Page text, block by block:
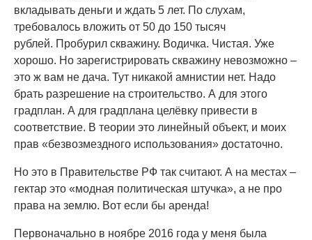
вкладывать деньги и ждать 5 лет. По слухам,
требовалось вложить от 50 до 150 тысяч
рублей. Пробурил скважину. Водичка. Чистая. Уже
хорошо. Но зарегистрировать скважину невозможно –
это ж вам не дача. Тут никакой амнистии нет. Надо
брать разрешение на строительство. А для этого
градплан. А для градплана целёвку привести в
соответствие. В теории это линейный объект, и моих
прав «безвозмездного использования» достаточно.
Но это в Правительстве РФ так считают. А на местах –
гектар это «модная политическая штучка», а не про
права на землю. Вот если бы аренда!
Первоначально в ноябре 2016 года у меня была